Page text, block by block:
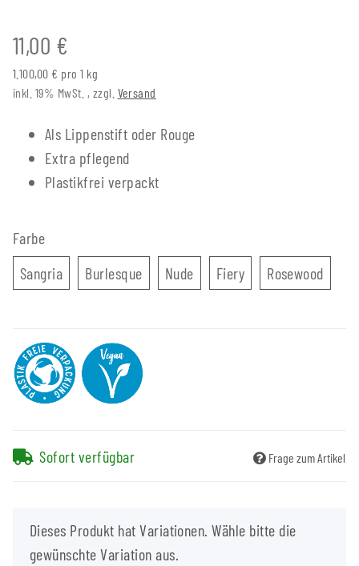
11,00 €
1.100,00 € pro 1 kg
inkl. 19% MwSt. , zzgl. Versand
Als Lippenstift oder Rouge
Extra pflegend
Plastikfrei verpackt
Farbe
SangriaSangriaBurlesqueBurlesque
NudeNudeFieryFieryRosewood
Sofort verfügbar Frage zum Artikel
x
Dieses Produkt hat Variationen. Wähle bitte die
gewünschte Variation aus.